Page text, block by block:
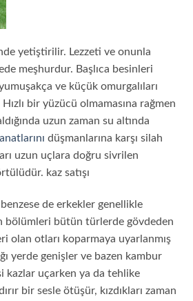
yetiştirilir. Lezzeti ve onunla
meşhurdur. Başlıca besinleri
ve küçük omurgalıları
bir yüzücü olmamasına rağmen
uzun zaman su altında
düşmanlarına karşı silah
uzun uçlara doğru sivrilen
kaz satışı
de erkekler genellikle
bölümleri bütün türlerde gövdeden
olan otları koparmaya uyarlanmış
yerde genişler ve bazen kambur
kazlar uçarken ya da tehlike
bir sesle ötüşür, kızdıkları zaman